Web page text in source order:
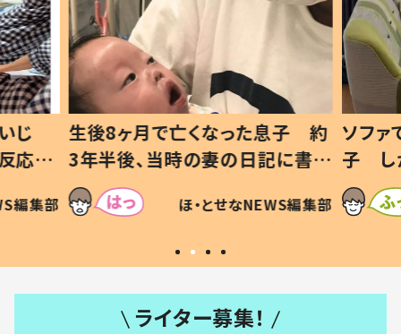
じ
応に
編集部
生後8ヶ月で亡くなった息子 約
3年半後、当時の妻の日記に書い
てあった本音とは
ほ・とせなNEWS編集部
ソファ
子 し
すべ
いから
ライター募集！